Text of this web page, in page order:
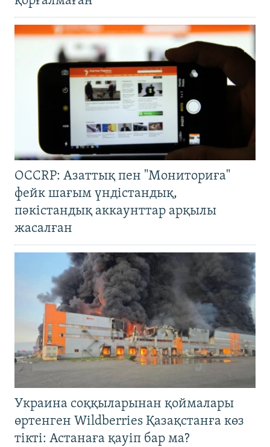
OCCRP: Азаттық пен "Мониториға"
фейк шағым үндістандық,
пәкістандық аккаунттар арқылы
жасалған
Украина соққыларынан қоймалары
өртенген Wildberries Қазақстанға көз
тікті: Астанаға қауіп бар ма?